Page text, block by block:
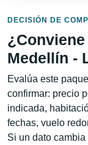
DECISIÓN DE
Medellín -
Evalúa este
confirmar: precio
indicada,
fechas, vuelo
Si un dato